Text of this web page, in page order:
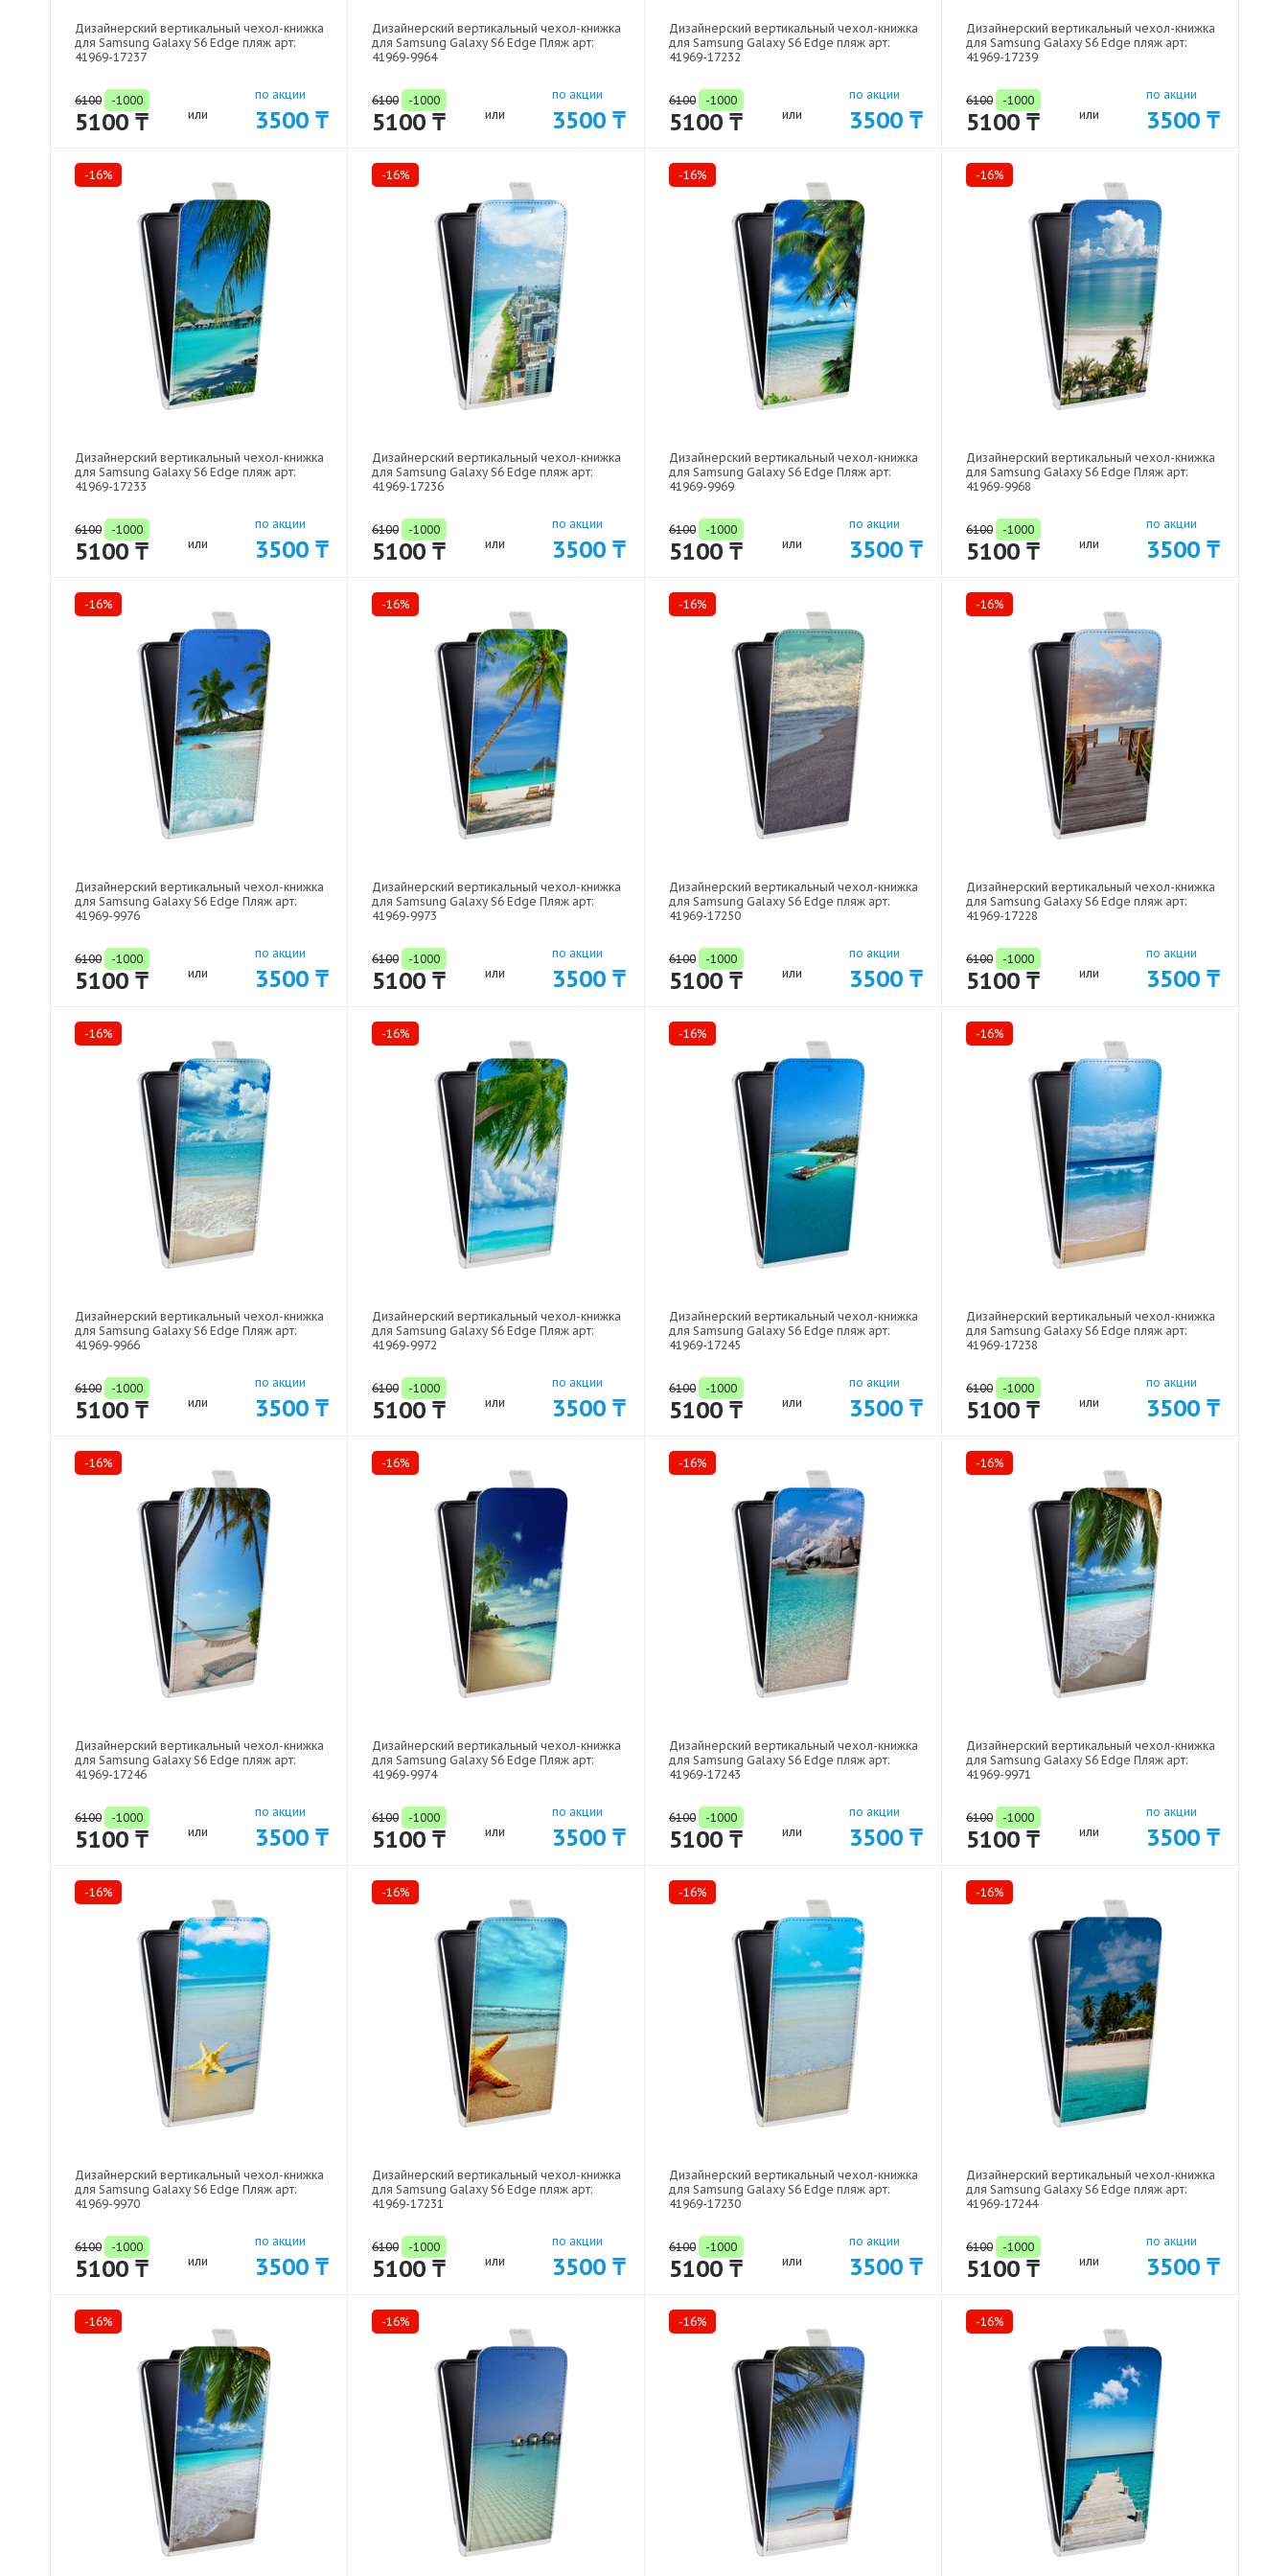
Дизайнерский вертикальный чехол-книжка
для Samsung Galaxy S6 Edge пляж арт:
41969-17237
6100 -1000
5100 ₸ или
по акции
3500 ₸
Дизайнерский вертикальный чехол-книжка
для Samsung Galaxy S6 Edge Пляж арт:
41969-9964
6100 -1000
5100 ₸ или
по акции
3500 ₸
Дизайнерский вертикальный чехол-книжка
для Samsung Galaxy S6 Edge пляж арт:
41969-17232
6100 -1000
5100 ₸ или
по акции
3500 ₸
Дизайнерский вертикальный чехол-книжка
для Samsung Galaxy S6 Edge пляж арт:
41969-17239
6100 -1000
5100 ₸ или
по акции
3500 ₸
-16%
Дизайнерский вертикальный чехол-книжка
для Samsung Galaxy S6 Edge пляж арт:
41969-17233
6100 -1000
5100 ₸ или
по акции
3500 ₸
-16%
Дизайнерский вертикальный чехол-книжка
для Samsung Galaxy S6 Edge пляж арт:
41969-17236
6100 -1000
5100 ₸ или
по акции
3500 ₸
-16%
Дизайнерский вертикальный чехол-книжка
для Samsung Galaxy S6 Edge Пляж арт:
41969-9969
6100 -1000
5100 ₸ или
по акции
3500 ₸
-16%
Дизайнерский вертикальный чехол-книжка
для Samsung Galaxy S6 Edge Пляж арт:
41969-9968
6100 -1000
5100 ₸ или
по акции
3500 ₸
-16%
Дизайнерский вертикальный чехол-книжка
для Samsung Galaxy S6 Edge Пляж арт:
41969-9976
6100 -1000
5100 ₸ или
по акции
3500 ₸
-16%
Дизайнерский вертикальный чехол-книжка
для Samsung Galaxy S6 Edge Пляж арт:
41969-9973
6100 -1000
5100 ₸ или
по акции
3500 ₸
-16%
Дизайнерский вертикальный чехол-книжка
для Samsung Galaxy S6 Edge пляж арт:
41969-17250
6100 -1000
5100 ₸ или
по акции
3500 ₸
-16%
Дизайнерский вертикальный чехол-книжка
для Samsung Galaxy S6 Edge пляж арт:
41969-17228
6100 -1000
5100 ₸ или
по акции
3500 ₸
-16%
Дизайнерский вертикальный чехол-книжка
для Samsung Galaxy S6 Edge Пляж арт:
41969-9966
6100 -1000
5100 ₸ или
по акции
3500 ₸
-16%
Дизайнерский вертикальный чехол-книжка
для Samsung Galaxy S6 Edge Пляж арт:
41969-9972
6100 -1000
5100 ₸ или
по акции
3500 ₸
-16%
Дизайнерский вертикальный чехол-книжка
для Samsung Galaxy S6 Edge пляж арт:
41969-17245
6100 -1000
5100 ₸ или
по акции
3500 ₸
-16%
Дизайнерский вертикальный чехол-книжка
для Samsung Galaxy S6 Edge пляж арт:
41969-17238
6100 -1000
5100 ₸ или
по акции
3500 ₸
-16%
Дизайнерский вертикальный чехол-книжка
для Samsung Galaxy S6 Edge пляж арт:
41969-17246
6100 -1000
5100 ₸ или
по акции
3500 ₸
-16%
Дизайнерский вертикальный чехол-книжка
для Samsung Galaxy S6 Edge Пляж арт:
41969-9974
6100 -1000
5100 ₸ или
по акции
3500 ₸
-16%
Дизайнерский вертикальный чехол-книжка
для Samsung Galaxy S6 Edge пляж арт:
41969-17243
6100 -1000
5100 ₸ или
по акции
3500 ₸
-16%
Дизайнерский вертикальный чехол-книжка
для Samsung Galaxy S6 Edge Пляж арт:
41969-9971
6100 -1000
5100 ₸ или
по акции
3500 ₸
-16%
Дизайнерский вертикальный чехол-книжка
для Samsung Galaxy S6 Edge Пляж арт:
41969-9970
6100 -1000
5100 ₸ или
по акции
3500 ₸
-16%
Дизайнерский вертикальный чехол-книжка
для Samsung Galaxy S6 Edge пляж арт:
41969-17231
6100 -1000
5100 ₸ или
по акции
3500 ₸
-16%
Дизайнерский вертикальный чехол-книжка
для Samsung Galaxy S6 Edge пляж арт:
41969-17230
6100 -1000
5100 ₸ или
по акции
3500 ₸
-16%
Дизайнерский вертикальный чехол-книжка
для Samsung Galaxy S6 Edge пляж арт:
41969-17244
6100 -1000
5100 ₸ или
по акции
3500 ₸
-16% -16% -16% -16%